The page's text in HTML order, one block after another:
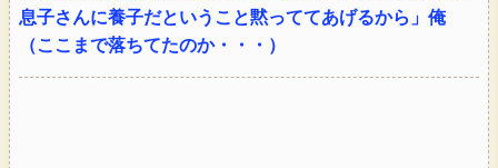
息子さんに養子だということ黙っててあげるから」俺
（ここまで落ちてたのか・・・）